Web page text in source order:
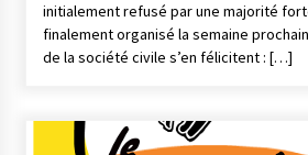
initialement refusé par une majorité
finalement organisé la semaine
de la société civile s’en félicitent : […]